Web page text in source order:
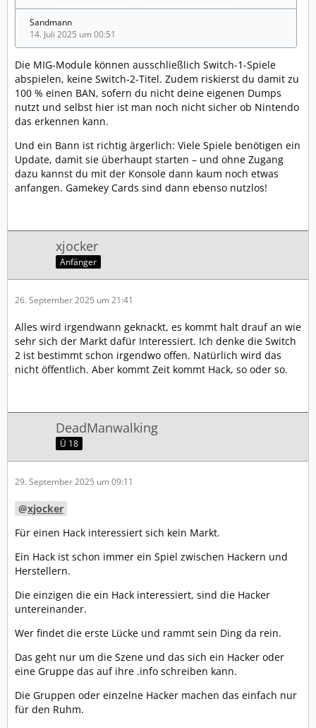
alle anderen Server lehnen unautorisierte
Hardware-exploits (RCM) gepatcht
Die anfängliche Sicherheitslücke im Tegra‑Chip
(RCM – Recovery Mode) wurde in späteren Chip-
Versionen (Tegra X1+) beseitigt. Neuere
…
Sandmann
14. Juli 2025 um 00:51
Die MIG-Module können ausschließlich Switch-1-Spiele
abspielen, keine Switch-2-Titel. Zudem riskierst du damit zu
100 % einen BAN, sofern du nicht deine eigenen Dumps
nutzt und selbst hier ist man noch nicht sicher ob Nintendo
das erkennen kann.
Und ein Bann ist richtig ärgerlich: Viele Spiele benötigen ein
Update, damit sie überhaupt starten – und ohne Zugang
dazu kannst du mit der Konsole dann kaum noch etwas
anfangen. Gamekey Cards sind dann ebenso nutzlos!
xjocker
Anfänger
26. September 2025 um 21:41
Alles wird irgendwann geknackt, es kommt halt drauf an wie
sehr sich der Markt dafür Interessiert. Ich denke die Switch
2 ist bestimmt schon irgendwo offen. Natürlich wird das
nicht öffentlich. Aber kommt Zeit kommt Hack, so oder so.
DeadManwalking
Ü 18
29. September 2025 um 09:11
xjocker
Für einen Hack interessiert sich kein Markt.
Ein Hack ist schon immer ein Spiel zwischen Hackern und
Herstellern.
Die einzigen die ein Hack interessiert, sind die Hacker
untereinander.
Wer findet die erste Lücke und rammt sein Ding da rein.
Das geht nur um die Szene und das sich ein Hacker oder
eine Gruppe das auf ihre .info schreiben kann.
Die Gruppen oder einzelne Hacker machen das einfach nur
für den Ruhm.